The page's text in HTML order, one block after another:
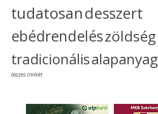
tudatosandesszert
ebédrendelészöldség
tradicionálisalapanyag
összes címkét